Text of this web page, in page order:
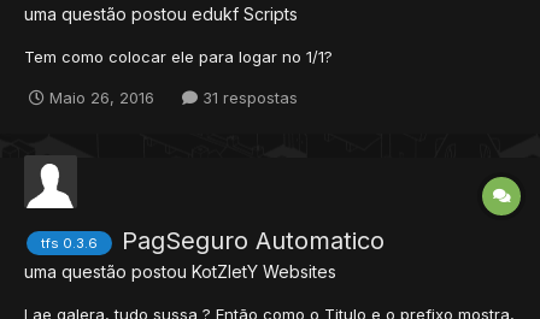
uma questão postou edukf Scripts
Tem como colocar ele para logar no 1/1?
Maio 26, 2016 31 respostas
tfs 0.3.6 PagSeguro Automatico
uma questão postou KotZletY Websites
I ae galera, tudo sussa ? Então como o Titulo e o prefixo mostra,